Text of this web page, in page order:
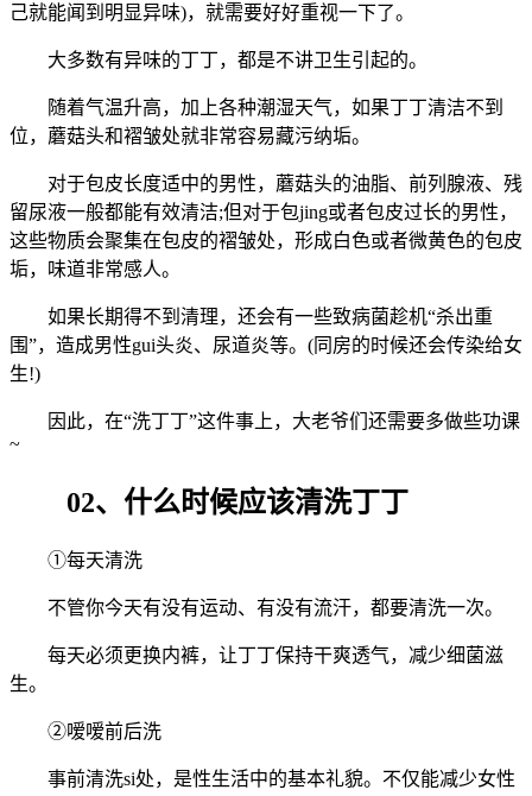
己就能闻到明显异味)，就需要好好重视一下了。
大多数有异味的丁丁，都是不讲卫生引起的。
随着气温升高，加上各种潮湿天气，如果丁丁清洁不到
位，蘑菇头和褶皱处就非常容易藏污纳垢。
对于包皮长度适中的男性，蘑菇头的油脂、前列腺液、残
留尿液一般都能有效清洁;但对于包jing或者包皮过长的男性，
这些物质会聚集在包皮的褶皱处，形成白色或者微黄色的包皮
垢，味道非常感人。
如果长期得不到清理，还会有一些致病菌趁机“杀出重
围”，造成男性gui头炎、尿道炎等。(同房的时候还会传染给女
生!)
因此，在“洗丁丁”这件事上，大老爷们还需要多做些功课
~
02、什么时候应该清洗丁丁
①每天清洗
不管你今天有没有运动、有没有流汗，都要清洗一次。
每天必须更换内裤，让丁丁保持干爽透气，减少细菌滋
生。
②嗳嗳前后洗
事前清洗si处，是性生活中的基本礼貌。不仅能减少女性